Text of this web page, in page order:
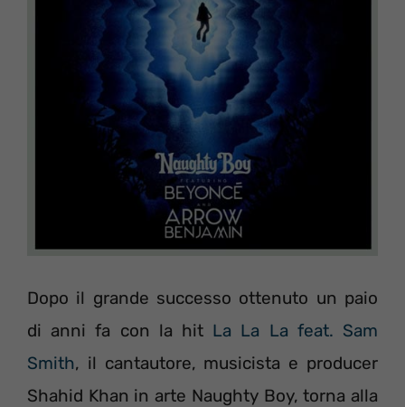
Dopo il grande successo ottenuto un paio
di anni fa con la hit La La La feat. Sam
Smith, il cantautore, musicista e producer
Shahid Khan in arte Naughty Boy, torna alla